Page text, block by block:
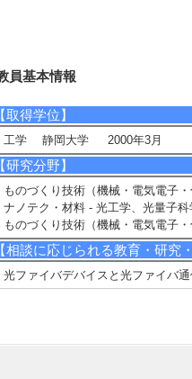
員基本情報
【取得学位】
工学 静岡大学 2000年3月
【研究分野】
ものづくり技術（機械・電気電子
ナノテク・材料 - 光工学、光量子科
ものづくり技術（機械・電気電子
【相談に応じられる教育・研究
光ファイバデバイスと光ファイバ
研究